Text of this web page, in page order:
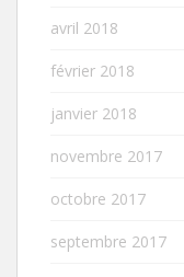
avril 2018
février 2018
janvier 2018
novembre 2017
octobre 2017
septembre 2017